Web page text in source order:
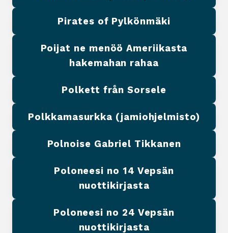
Pirates of Pylkönmäki
Poijat ne menöö Ameriikasta
hakemahan rahaa
Polkett från Sorsele
Polkkamasurkka (jamiohjelmisto)
Polnoise Gabriel Tikkanen
Poloneesi no 14 Vepsän
nuottikirjasta
Poloneesi no 24 Vepsän
nuottikirjasta